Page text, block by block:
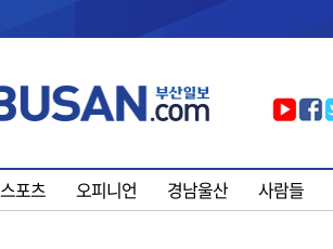
스포츠 오피니언 경남울산 사람들